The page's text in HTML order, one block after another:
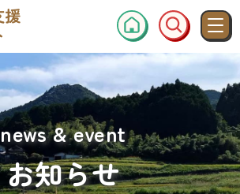
news & event
お知らせ